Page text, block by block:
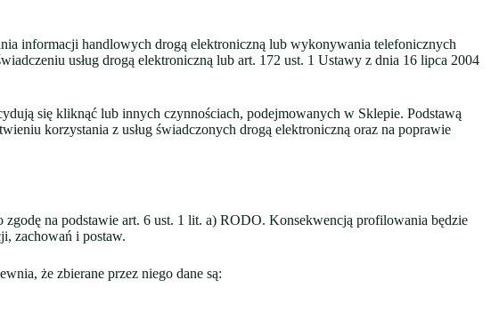
informacji handlowych drogą elektroniczną lub wykonywania telefonicznych
usług drogą elektroniczną lub art. 172 ust. 1 Ustawy z dnia 16 lipca 2004
się kliknąć lub innych czynnościach, podejmowanych w Sklepie. Podstawą
korzystania z usług świadczonych drogą elektroniczną oraz na poprawie
na podstawie art. 6 ust. 1 lit. a) RODO. Konsekwencją profilowania będzie
zachowań i postaw.
że zbierane przez niego dane są: